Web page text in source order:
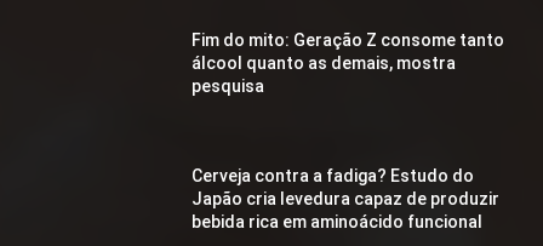
Fim do mito: Geração Z consome tanto
álcool quanto as demais, mostra
pesquisa
Cerveja contra a fadiga? Estudo do
Japão cria levedura capaz de produzir
bebida rica em aminoácido funcional